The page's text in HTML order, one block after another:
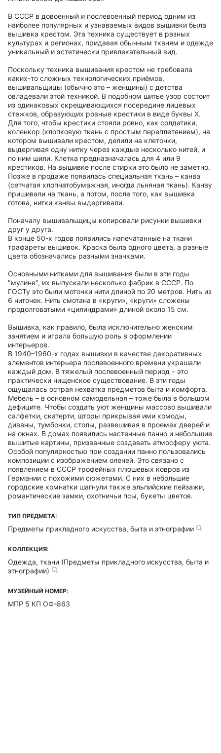
В СССР в довоенный и послевоенный период одним из
наиболее популярных и узнаваемых видов вышивки была
вышивка крестом. Эта техника существует в разных
культурах и регионах, придавая обычным тканям и одежде
уникальный и эстетически привлекательный вид.
Поскольку техника вышивания крестом не требовала
каких-то сложных технологических приёмов,
вышивальщицы (обычно это – женщины) с детства
овладевали этой техникой. В подобном шитье узор состоит
из одинаковых скрещивающихся посередине лицевых
стежков, образующих ровные крестики в виде буквы Х.
Для того, чтобы крестики стояли ровно, как солдатики,
коленкор (хлопковую ткань с простым переплетением), на
котором вышивали крестом, делили на клеточки,
выдергивая одну нитку через каждые несколько нитей, и
по ним шили. Клетка предназначалась для 4 или 9
крестиков. На вышивке после стирки это было не заметно.
Позже в продаже появилась специальная ткань – канва
(сетчатая хлопчатобумажная, иногда льняная ткань). Канву
пришивали на ткань, а потом, после того, как вышивка
готова, нитки канвы выдергивали.
Поначалу вышивальщицы копировали рисунки вышивки
друг у друга.
В конце 50-х годов появились напечатанные на ткани
трафареты вышивок. Краска была одного цвета, а разные
цвета обозначались разными значками.
Основными нитками для вышивания были в эти годы
"мулине", их выпускали несколько фабрик в СССР. По
ГОСТу это были моточки нити длиной по 20 метров. Нить из
6 ниточек. Нить смотана в «круги», «круги» сложены
продолговатыми «цилиндрами» длиной около 15 см.
Вышивка, как правило, была исключительно женским
занятием и играла большую роль в оформлении
интерьеров.
В 1940–1960-х годах вышивки в качестве декоративных
элементов интерьера послевоенного времени украшали
каждый дом. В тяжелый послевоенный период – это
практически нищенское существование. В эти годы
ощущалась острая нехватка предметов быта и комфорта.
Мебель – в основном самодельная – тоже была в большом
дефиците. Чтобы создать уют женщины массово вышивали
салфетки, скатерти, шторы прикрывая ими комоды,
диваны, тумбочки, столы, развешивая в проемах дверей и
на окнах. В домах появились настенные панно и небольшие
вышитые картины, призванные создавать атмосферу уюта.
Особой популярностью при создании панно пользовались
композиции с изображением оленей. Это связано с
появлением в СССР трофейных плюшевых ковров из
Германии с похожими сюжетами. С них в небольшие
городские комнатки шагнули также альпийские пейзажи,
романтические замки, охотничьи псы, букеты цветов.
ТИП ПРЕДМЕТА:
Предметы прикладного искусства, быта и этнографии
КОЛЛЕКЦИЯ:
Одежда, ткани (Предметы прикладного искусства, быта и
этнографии)
МУЗЕЙНЫЙ НОМЕР:
МПР 5 КП ОФ-863